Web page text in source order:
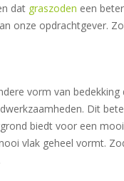
dat graszoden een
onze opdrachtgever.
vorm van
Dit
biedt voor een
vlak geheel vormt.